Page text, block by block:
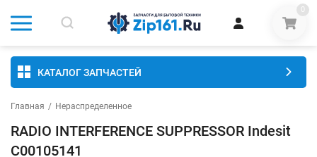
0
КАТАЛОГ ЗАПЧАСТЕЙ
Главная / Нераспределенное
RADIO INTERFERENCE SUPPRESSOR Indesit
C00105141